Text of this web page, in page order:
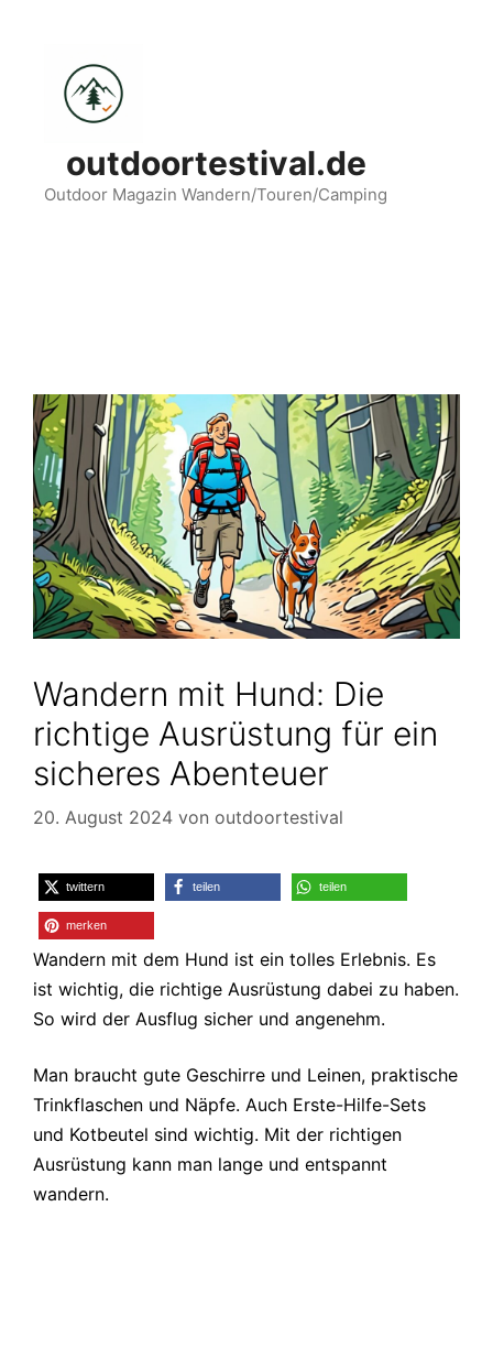
springen
outdoortestival.de
Outdoor Magazin Wandern/Touren/Camping
Wandern mit Hund: Die
richtige Ausrüstung für ein
sicheres Abenteuer
20. August 2024 von outdoortestival
twittern teilen teilen
merken
Wandern mit dem Hund ist ein tolles Erlebnis. Es
ist wichtig, die richtige Ausrüstung dabei zu haben.
So wird der Ausflug sicher und angenehm.
Man braucht gute Geschirre und Leinen, praktische
Trinkflaschen und Näpfe. Auch Erste-Hilfe-Sets
und Kotbeutel sind wichtig. Mit der richtigen
Ausrüstung kann man lange und entspannt
wandern.